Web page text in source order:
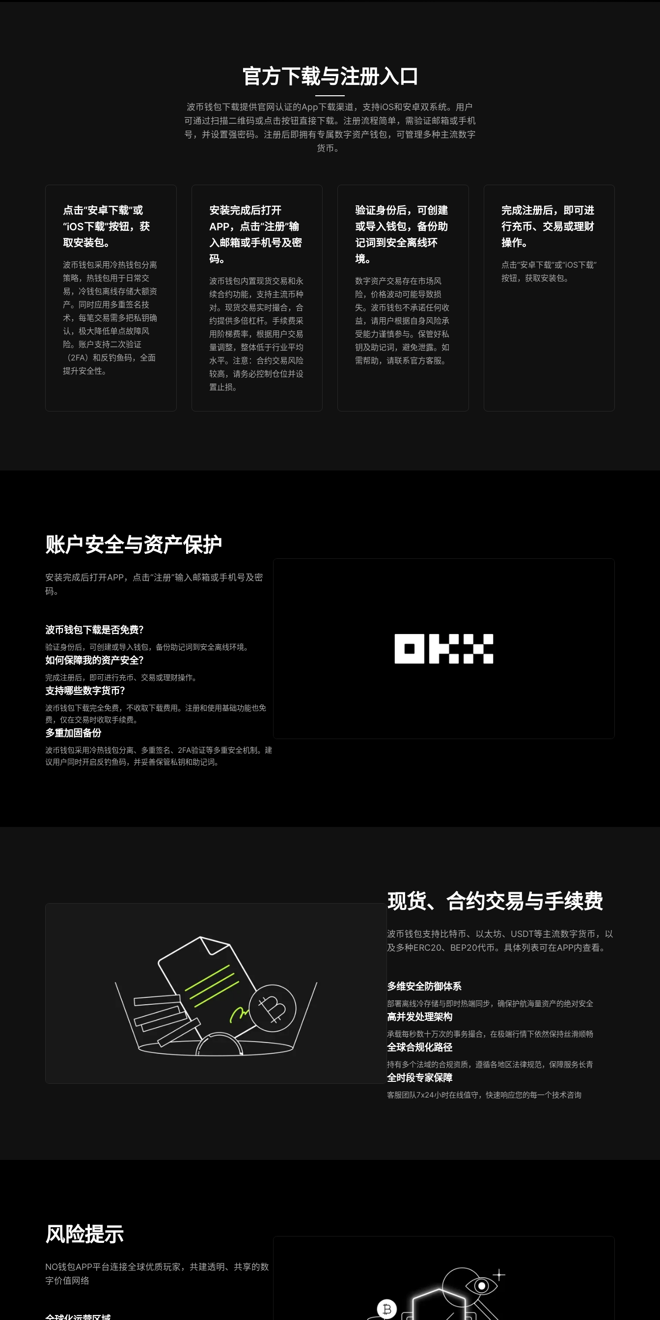
官方下载与注册入口
波币钱包下载提供官网认证的App下载渠道，支持iOS和安卓双系统。用户
可通过扫描二维码或点击按钮直接下载。注册流程简单，需验证邮箱或手机
号，并设置强密码。注册后即拥有专属数字资产钱包，可管理多种主流数字
货币。
点击“安卓下载”或
“iOS下载”按钮，获
取安装包。
波币钱包采用冷热钱包分离
策略，热钱包用于日常交
易，冷钱包离线存储大额资
产。同时应用多重签名技
术，每笔交易需多把私钥确
认，极大降低单点故障风
险。账户支持二次验证
（2FA）和反钓鱼码，全面
提升安全性。
安装完成后打开
APP，点击“注册”输
入邮箱或手机号及密
码。
波币钱包内置现货交易和永
续合约功能，支持主流币种
对。现货交易实时撮合，合
约提供多倍杠杆。手续费采
用阶梯费率，根据用户交易
量调整，整体低于行业平均
水平。注意：合约交易风险
较高，请务必控制仓位并设
置止损。
验证身份后，可创建
或导入钱包，备份助
记词到安全离线环
境。
数字资产交易存在市场风
险，价格波动可能导致损
失。波币钱包不承诺任何收
益，请用户根据自身风险承
受能力谨慎参与。保管好私
钥及助记词，避免泄露。如
需帮助，请联系官方客服。
完成注册后，即可进
行充币、交易或理财
操作。
点击“安卓下载”或“iOS下载”
按钮，获取安装包。
账户安全与资产保护
安装完成后打开APP，点击“注册”输入邮箱或手机号及密
码。
波币钱包下载是否免费？
验证身份后，可创建或导入钱包，备份助记词到安全离线环境。
如何保障我的资产安全？
完成注册后，即可进行充币、交易或理财操作。
支持哪些数字货币？
波币钱包下载完全免费，不收取下载费用。注册和使用基础功能也免
费，仅在交易时收取手续费。
多重加固备份
波币钱包采用冷热钱包分离、多重签名、2FA验证等多重安全机制。建
议用户同时开启反钓鱼码，并妥善保管私钥和助记词。
现货、合约交易与手续费
波币钱包支持比特币、以太坊、USDT等主流数字货币，以
及多种ERC20、BEP20代币。具体列表可在APP内查看。
多维安全防御体系
部署离线冷存储与即时热端同步，确保护航海量资产的绝对安全
高并发处理架构
承载每秒数十万次的事务撮合，在极端行情下依然保持丝滑顺畅
全球合规化路径
持有多个法域的合规资质，遵循各地区法律规范，保障服务长青
全时段专家保障
客服团队7x24小时在线值守，快速响应您的每一个技术咨询
风险提示
NO钱包APP平台连接全球优质玩家，共建透明、共享的数
字价值网络